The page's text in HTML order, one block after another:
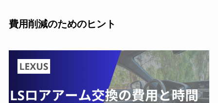
費用削減のためのヒント